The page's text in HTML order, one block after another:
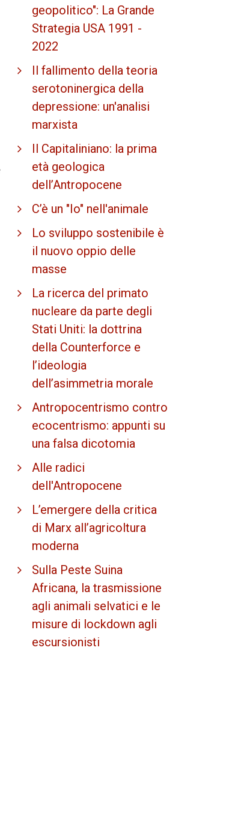
geopolitico": La Grande
Strategia USA 1991 -
2022
Il fallimento della teoria
serotoninergica della
depressione: un'analisi
marxista
Il Capitaliniano: la prima
età geologica
dell’Antropocene
C’è un "Io" nell'animale
Lo sviluppo sostenibile è
il nuovo oppio delle
masse
La ricerca del primato
nucleare da parte degli
Stati Uniti: la dottrina
della Counterforce e
l’ideologia
dell’asimmetria morale
Antropocentrismo contro
ecocentrismo: appunti su
una falsa dicotomia
Alle radici
dell'Antropocene
L’emergere della critica
di Marx all’agricoltura
moderna
Sulla Peste Suina
Africana, la trasmissione
agli animali selvatici e le
misure di lockdown agli
escursionisti